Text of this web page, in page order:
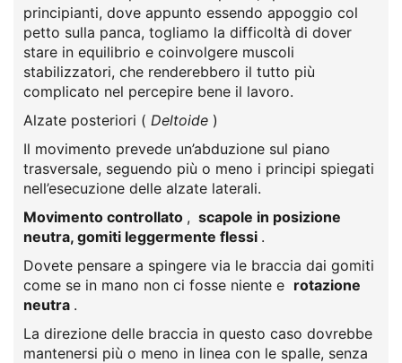
principianti, dove appunto essendo appoggio col
petto sulla panca, togliamo la difficoltà di dover
stare in equilibrio e coinvolgere muscoli
stabilizzatori, che renderebbero il tutto più
complicato nel percepire bene il lavoro.
Alzate posteriori ( Deltoide )
Il movimento prevede un’abduzione sul piano
trasversale, seguendo più o meno i principi spiegati
nell’esecuzione delle alzate laterali.
Movimento controllato , scapole in posizione
neutra, gomiti leggermente flessi .
Dovete pensare a spingere via le braccia dai gomiti
come se in mano non ci fosse niente e rotazione
neutra .
La direzione delle braccia in questo caso dovrebbe
mantenersi più o meno in linea con le spalle, senza